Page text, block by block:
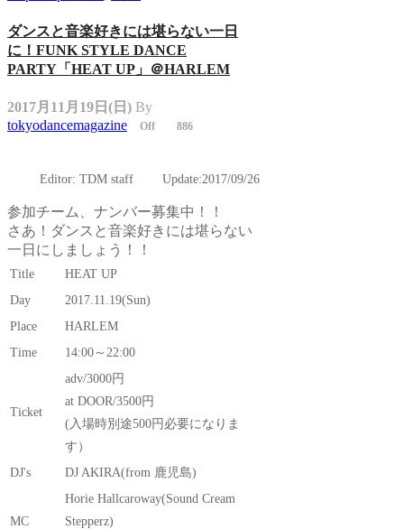
ダンスと音楽好きには堪らない一日
に！FUNK STYLE DANCE
PARTY「HEAT UP」＠HARLEM
2017月11月19日(日) By
tokyodancemagazine
Off 886
Editor: TDM staff Update:2017/09/26
参加チーム、ナンバー募集中！！
さあ！ダンスと音楽好きには堪らない
一日にしましょう！！
Title
HEAT UP
Day
2017.11.19(Sun)
Place
HARLEM
Time
14:00～22:00
Ticket
adv/3000円
at DOOR/3500円
(入場時別途500円必要になりま
す）
DJ's
DJ AKIRA(from 鹿児島)
MC
Horie Hallcaroway(Sound Cream
Stepperz)